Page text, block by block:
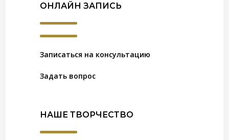
ОНЛАЙН ЗАПИСЬ
Записаться на консультацию
Задать вопрос
НАШЕ ТВОРЧЕСТВО